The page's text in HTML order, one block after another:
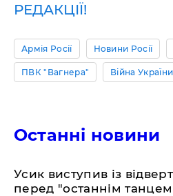
РЕДАКЦІЇ!
Армія Росії Новини Росії
ПВК "Вагнера" Війна
Останні новини
​Усик виступив із
перед "останнім